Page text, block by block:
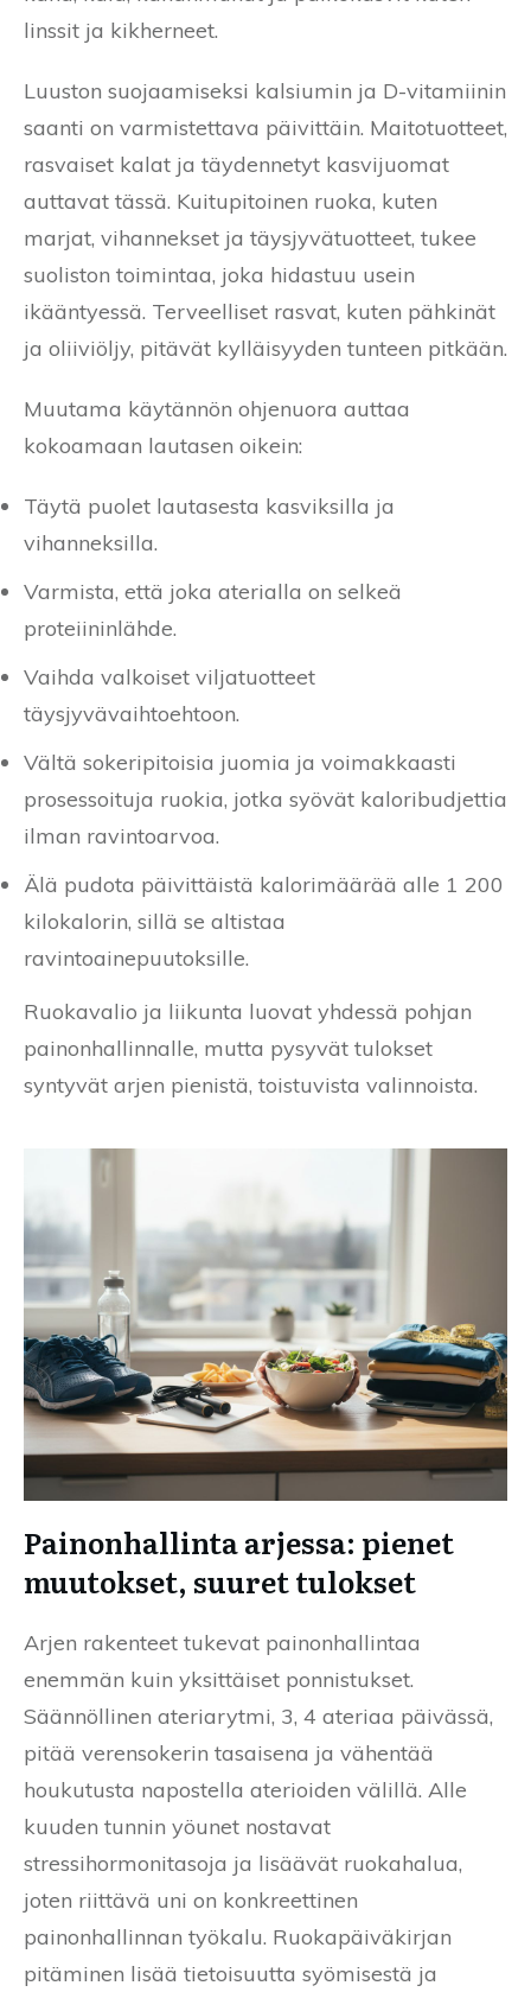
linssit ja kikherneet.
Luuston suojaamiseksi kalsiumin ja D-vitamiinin
saanti on varmistettava päivittäin. Maitotuotteet,
rasvaiset kalat ja täydennetyt kasvijuomat
auttavat tässä. Kuitupitoinen ruoka, kuten
marjat, vihannekset ja täysjyvätuotteet, tukee
suoliston toimintaa, joka hidastuu usein
ikääntyessä. Terveelliset rasvat, kuten pähkinät
ja oliiviöljy, pitävät kylläisyyden tunteen pitkään.
Muutama käytännön ohjenuora auttaa
kokoamaan lautasen oikein:
Täytä puolet lautasesta kasviksilla ja
vihanneksilla.
Varmista, että joka aterialla on selkeä
proteiininlähde.
Vaihda valkoiset viljatuotteet
täysjyvävaihtoehtoon.
Vältä sokeripitoisia juomia ja voimakkaasti
prosessoituja ruokia, jotka syövät kaloribudjettia
ilman ravintoarvoa.
Älä pudota päivittäistä kalorimäärää alle 1 200
kilokalorin, sillä se altistaa
ravintoainepuutoksille.
Ruokavalio ja liikunta luovat yhdessä pohjan
painonhallinnalle, mutta pysyvät tulokset
syntyvät arjen pienistä, toistuvista valinnoista.
Painonhallinta arjessa: pienet
muutokset, suuret tulokset
Arjen rakenteet tukevat painonhallintaa
enemmän kuin yksittäiset ponnistukset.
Säännöllinen ateriarytmi, 3, 4 ateriaa päivässä,
pitää verensokerin tasaisena ja vähentää
houkutusta napostella aterioiden välillä. Alle
kuuden tunnin yöunet nostavat
stressihormonitasoja ja lisäävät ruokahalua,
joten riittävä uni on konkreettinen
painonhallinnan työkalu. Ruokapäiväkirjan
pitäminen lisää tietoisuutta syömisestä ja